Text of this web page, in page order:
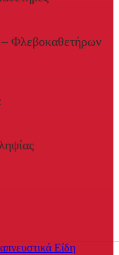
Φλεβοκαθετήρων
Είδη